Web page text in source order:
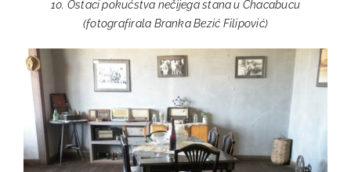
10. Ostaci pokućstva nečijega stana u Chacabucu
(fotografirala Branka Bezić Filipović)